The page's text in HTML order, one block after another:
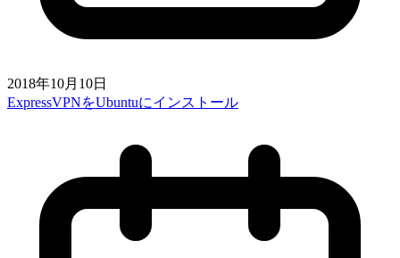
2018年10月10日
ExpressVPNをUbuntuにインストール